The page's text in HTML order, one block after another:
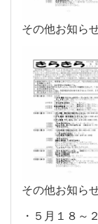
その他お知ら
その他お知ら
・５月１８